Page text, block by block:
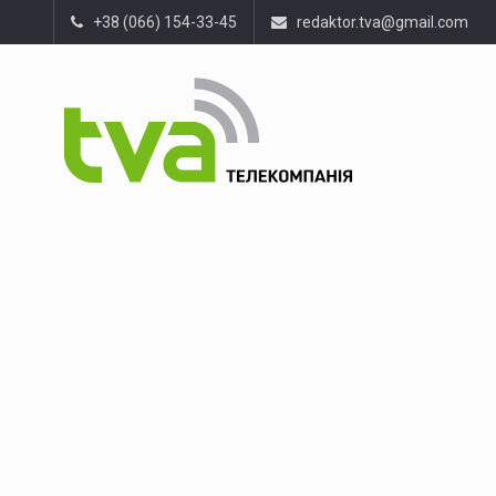
+38 (066) 154-33-45 redaktor.tva@gmail.com